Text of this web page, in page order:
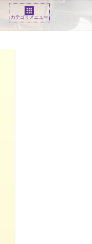
カテゴリメニュー